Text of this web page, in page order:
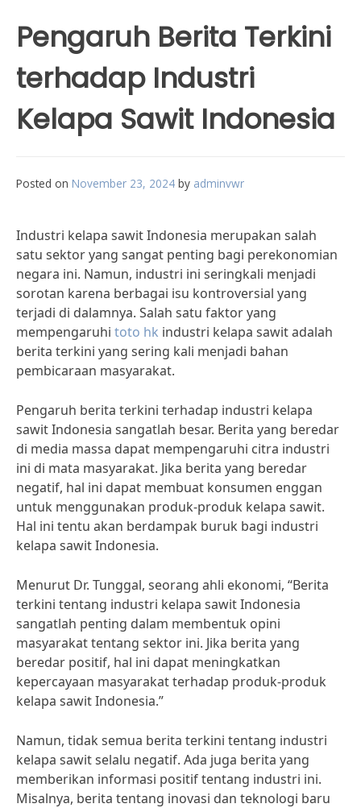
Pengaruh Berita Terkini
terhadap Industri
Kelapa Sawit Indonesia
Posted on November 23, 2024 by adminvwr
Industri kelapa sawit Indonesia merupakan salah
satu sektor yang sangat penting bagi perekonomian
negara ini. Namun, industri ini seringkali menjadi
sorotan karena berbagai isu kontroversial yang
terjadi di dalamnya. Salah satu faktor yang
mempengaruhi toto hk industri kelapa sawit adalah
berita terkini yang sering kali menjadi bahan
pembicaraan masyarakat.
Pengaruh berita terkini terhadap industri kelapa
sawit Indonesia sangatlah besar. Berita yang beredar
di media massa dapat mempengaruhi citra industri
ini di mata masyarakat. Jika berita yang beredar
negatif, hal ini dapat membuat konsumen enggan
untuk menggunakan produk-produk kelapa sawit.
Hal ini tentu akan berdampak buruk bagi industri
kelapa sawit Indonesia.
Menurut Dr. Tunggal, seorang ahli ekonomi, “Berita
terkini tentang industri kelapa sawit Indonesia
sangatlah penting dalam membentuk opini
masyarakat tentang sektor ini. Jika berita yang
beredar positif, hal ini dapat meningkatkan
kepercayaan masyarakat terhadap produk-produk
kelapa sawit Indonesia.”
Namun, tidak semua berita terkini tentang industri
kelapa sawit selalu negatif. Ada juga berita yang
memberikan informasi positif tentang industri ini.
Misalnya, berita tentang inovasi dan teknologi baru